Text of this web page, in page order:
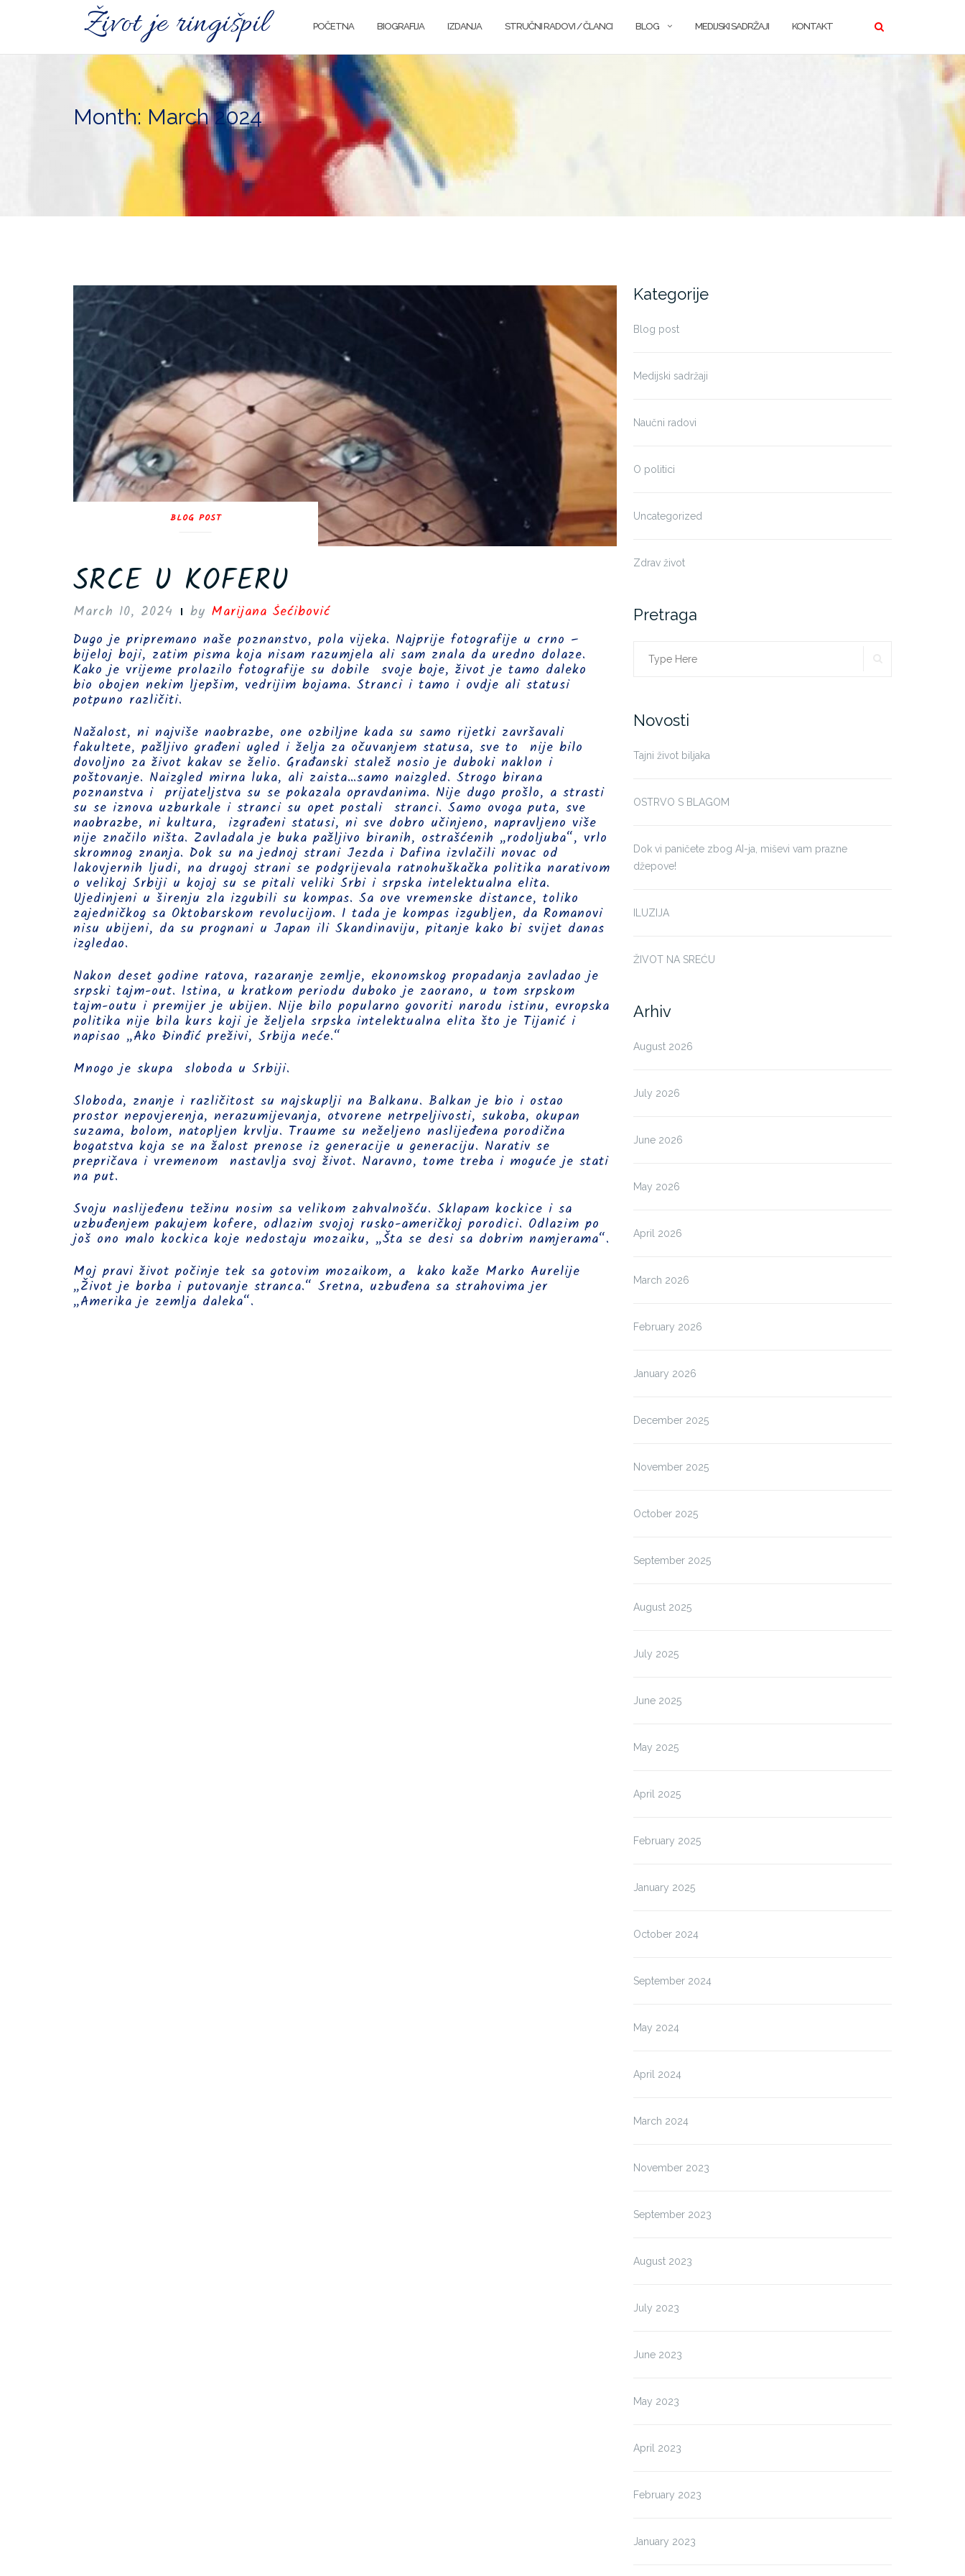
Život je ringišpil POČETNA BIOGRAFIJA IZDANJA STRUČNI RADOVI / ČLANCI BLOG MEDIJSKI SADRŽAJI KONTAKT
Month: March 2024
BLOG POST
SRCE U KOFERU
March 10, 2024 by Marijana Šećibović
Dugo je pripremano naše poznanstvo, pola vijeka. Najprije fotografije u crno –
bijeloj boji, zatim pisma koja nisam razumjela ali sam znala da uredno dolaze.
Kako je vrijeme prolazilo fotografije su dobile svoje boje, život je tamo daleko
bio obojen nekim ljepšim, vedrijim bojama. Stranci i tamo i ovdje ali statusi
potpuno različiti.
Nažalost, ni najviše naobrazbe, one ozbiljne kada su samo rijetki završavali
fakultete, pažljivo građeni ugled i želja za očuvanjem statusa, sve to nije bilo
dovoljno za život kakav se želio. Građanski stalež nosio je duboki naklon i
poštovanje. Naizgled mirna luka, ali zaista…samo naizgled. Strogo birana
poznanstva i prijateljstva su se pokazala opravdanima. Nije dugo prošlo, a strasti
su se iznova uzburkale i stranci su opet postali stranci. Samo ovoga puta, sve
naobrazbe, ni kultura, izgrađeni statusi, ni sve dobro učinjeno, napravljeno više
nije značilo ništa. Zavladala je buka pažljivo biranih, ostrašćenih „rodoljuba“, vrlo
skromnog znanja. Dok su na jednoj strani Jezda i Dafina izvlačili novac od
lakovjernih ljudi, na drugoj strani se podgrijevala ratnohuškačka politika narativom
o velikoj Srbiji u kojoj su se pitali veliki Srbi i srpska intelektualna elita.
Ujedinjeni u širenju zla izgubili su kompas. Sa ove vremenske distance, toliko
zajedničkog sa Oktobarskom revolucijom. I tada je kompas izgubljen, da Romanovi
nisu ubijeni, da su prognani u Japan ili Skandinaviju, pitanje kako bi svijet danas
izgledao.
Nakon deset godine ratova, razaranje zemlje, ekonomskog propadanja zavladao je
srpski tajm-out. Istina, u kratkom periodu duboko je zaorano, u tom srpskom
tajm-outu i premijer je ubijen. Nije bilo popularno govoriti narodu istinu, evropska
politika nije bila kurs koji je željela srpska intelektualna elita što je Tijanić i
napisao „Ako Đinđić preživi, Srbija neće.“
Mnogo je skupa sloboda u Srbiji.
Sloboda, znanje i različitost su najskuplji na Balkanu. Balkan je bio i ostao
prostor nepovjerenja, nerazumijevanja, otvorene netrpeljivosti, sukoba, okupan
suzama, bolom, natopljen krvlju. Traume su neželjeno naslijeđena porodična
bogatstva koja se na žalost prenose iz generacije u generaciju. Narativ se
prepričava i vremenom nastavlja svoj život. Naravno, tome treba i moguće je stati
na put.
Svoju naslijeđenu težinu nosim sa velikom zahvalnošću. Sklapam kockice i sa
uzbuđenjem pakujem kofere, odlazim svojoj rusko-američkoj porodici. Odlazim po
još ono malo kockica koje nedostaju mozaiku, „Šta se desi sa dobrim namjerama“.
Moj pravi život počinje tek sa gotovim mozaikom, a kako kaže Marko Aurelije
„Život je borba i putovanje stranca.“ Sretna, uzbuđena sa strahovima jer
„Amerika je zemlja daleka“.
Kategorije
Blog post
Medijski sadržaji
Naučni radovi
O politici
Uncategorized
Zdrav život
Pretraga
Search
Novosti
Tajni život biljaka
OSTRVO S BLAGOM
Dok vi paničete zbog AI-ja, miševi vam prazne
džepove!
ILUZIJA
ŽIVOT NA SREĆU
Arhiv
August 2026
July 2026
June 2026
May 2026
April 2026
March 2026
February 2026
January 2026
December 2025
November 2025
October 2025
September 2025
August 2025
July 2025
June 2025
May 2025
April 2025
February 2025
January 2025
October 2024
September 2024
May 2024
April 2024
March 2024
November 2023
September 2023
August 2023
July 2023
June 2023
May 2023
April 2023
February 2023
January 2023